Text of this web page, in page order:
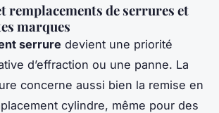
remplacements de serrures et
marques
serrure devient une priorité
d’effraction ou une panne. La
concerne aussi bien la remise en
cylindre, même pour des